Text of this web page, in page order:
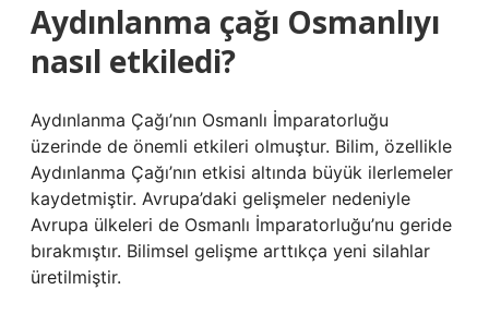
Aydınlanma çağı Osmanlıyı
nasıl etkiledi?
Aydınlanma Çağı’nın Osmanlı İmparatorluğu
üzerinde de önemli etkileri olmuştur. Bilim, özellikle
Aydınlanma Çağı’nın etkisi altında büyük ilerlemeler
kaydetmiştir. Avrupa’daki gelişmeler nedeniyle
Avrupa ülkeleri de Osmanlı İmparatorluğu’nu geride
bırakmıştır. Bilimsel gelişme arttıkça yeni silahlar
üretilmiştir.